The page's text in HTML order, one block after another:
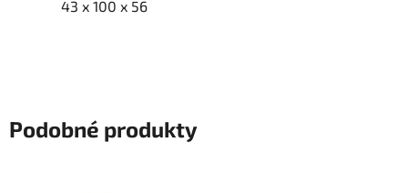
43 x 100 x 56
Podobné produkty